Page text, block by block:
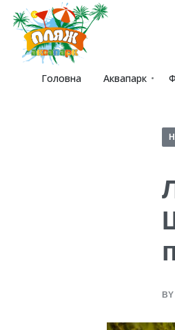
Головна Аквапарк